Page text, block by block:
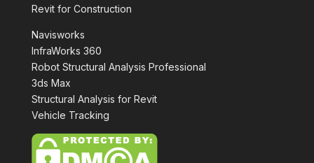
Revit for Construction
Navisworks
InfraWorks 360
Robot Structural Analysis Professional
3ds Max
Structural Analysis for Revit
Vehicle Tracking